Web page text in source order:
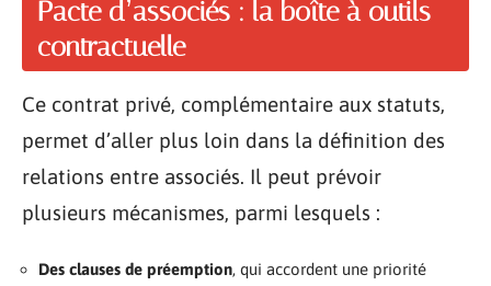
Pacte d’associés : la boîte à outils
contractuelle
Ce contrat privé, complémentaire aux statuts,
permet d’aller plus loin dans la définition des
relations entre associés. Il peut prévoir
plusieurs mécanismes, parmi lesquels :
Des clauses de préemption, qui accordent une priorité